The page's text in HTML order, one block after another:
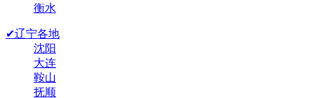
衡水
✔辽宁各地
沈阳
大连
鞍山
抚顺